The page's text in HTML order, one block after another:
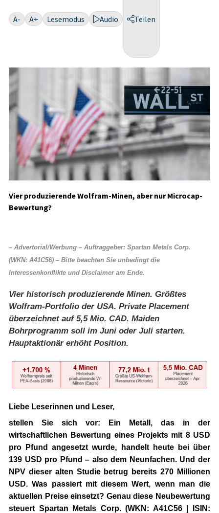
A- A+ Lesemodus Audio Teilen
Vier produzierende Wolfram-Minen, aber nur Microcap-
Bewertung?
– Advertorial/Werbung – Auftraggeber: Spartan Metals Corp.
(WKN: A41C56) – Bitte beachten Sie unbedingt die
Interessenkonflikte und Disclaimer am Ende.
Vier historisch produzierende Minen. Größtes
Wolfram-Portfolio der USA. Private Placement
überzeichnet auf 5,5 Mio. CAD. Maiden
Bohrprogramm soll im Juni oder Juli starten.
Hauptaktionär erhöht Position.
Liebe Leserinnen und Leser,
stellen Sie sich vor: Ein Metall, das in der
wirtschaftlichen Bewertung eines Projekts mit 8 USD
pro Pfund
angesetzt wurde, handelt heute bei über
139 USD pro Pfund – also dem Neunfachen. Und der
NPV dieser alten Studie betrug bereits 270 Millionen
USD. Was passiert mit diesem Wert, wenn man die
aktuellen Preise einsetzt? Genau diese Neubewertung
steuert Spartan Metals Corp. (WKN: A41C56 | ISIN: